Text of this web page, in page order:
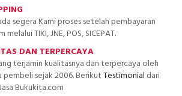
segera Kami proses setelah pembayaran
melalui TIKI, JNE, POS, SICEPAT.
DAN TERPERCAYA
terjamin kualitasnya dan terpercaya oleh
pembeli sejak 2006. BerikutTestimonial dari
Bukukita.com